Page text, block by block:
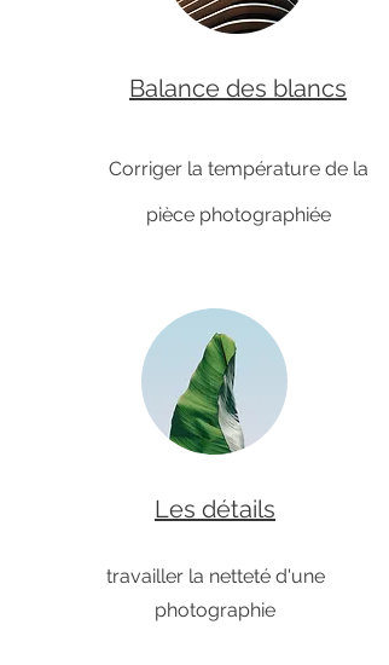
Balance des blancs
Corriger la température de la
pièce photographiée
Les détails
travailler la netteté d'une
photographie